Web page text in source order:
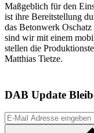
Maßgeblich für den
ist ihre Bereitstellung
das Betonwerk
sind wir mit einem
stellen die
Matthias Tietze.
DAB Update